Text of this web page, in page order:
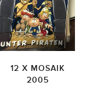
12 X MOSAIK
2005